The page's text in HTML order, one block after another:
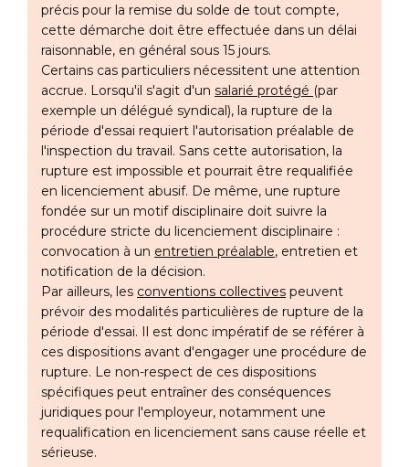
précis pour la remise du solde de tout compte,
cette démarche doit être effectuée dans un délai
raisonnable, en général sous 15 jours.
Certains cas particuliers nécessitent une attention
accrue. Lorsqu'il s'agit d'un salarié protégé (par
exemple un délégué syndical), la rupture de la
période d'essai requiert l'autorisation préalable de
l'inspection du travail. Sans cette autorisation, la
rupture est impossible et pourrait être requalifiée
en licenciement abusif. De même, une rupture
fondée sur un motif disciplinaire doit suivre la
procédure stricte du licenciement disciplinaire :
convocation à un entretien préalable, entretien et
notification de la décision.
Par ailleurs, les conventions collectives peuvent
prévoir des modalités particulières de rupture de la
période d'essai. Il est donc impératif de se référer à
ces dispositions avant d'engager une procédure de
rupture. Le non-respect de ces dispositions
spécifiques peut entraîner des conséquences
juridiques pour l'employeur, notamment une
requalification en licenciement sans cause réelle et
sérieuse.